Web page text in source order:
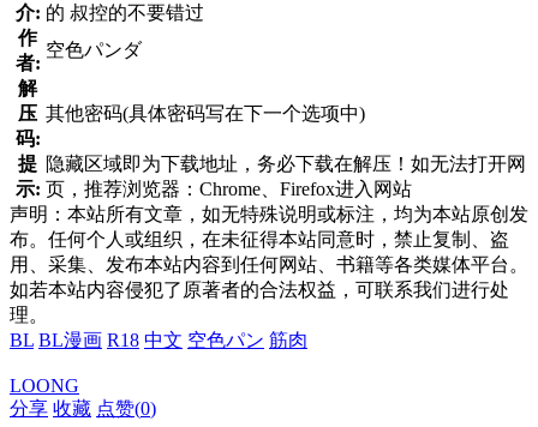
介: 的 叔控的不要错过
作
者:
空色パンダ
解
压
码:
其他密码(具体密码写在下一个选项中)
提
示:
隐藏区域即为下载地址，务必下载在解压！如无法打开网
页，推荐浏览器：Chrome、Firefox进入网站
声明：本站所有文章，如无特殊说明或标注，均为本站原创发
布。任何个人或组织，在未征得本站同意时，禁止复制、盗
用、采集、发布本站内容到任何网站、书籍等各类媒体平台。
如若本站内容侵犯了原著者的合法权益，可联系我们进行处
理。
BL BL漫画 R18 中文 空色パン 筋肉
LOONG
分享 收藏 点赞(0)